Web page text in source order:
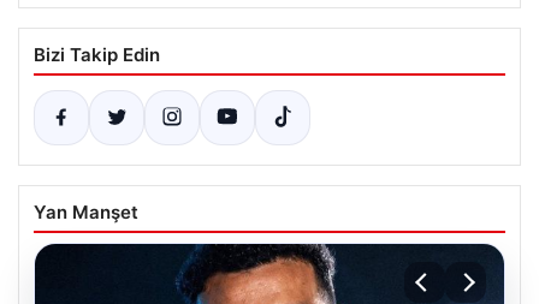
Bizi Takip Edin
Yan Manşet